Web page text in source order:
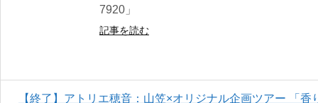
7920」
記事を読む
【終了】アトリエ穂音：山笠×オリジナル企画ツアー 「